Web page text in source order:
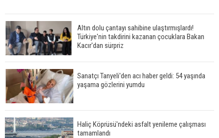
Altın dolu çantayı sahibine ulaştırmışlardı!
Türkiye'nin takdirini kazanan çocuklara Bakan
Kacır'dan sürpriz
Sanatçı Tanyeli'den acı haber geldi: 54 yaşında
yaşama gözlerini yumdu
Haliç Köprüsü'ndeki asfalt yenileme çalışması
tamamlandı